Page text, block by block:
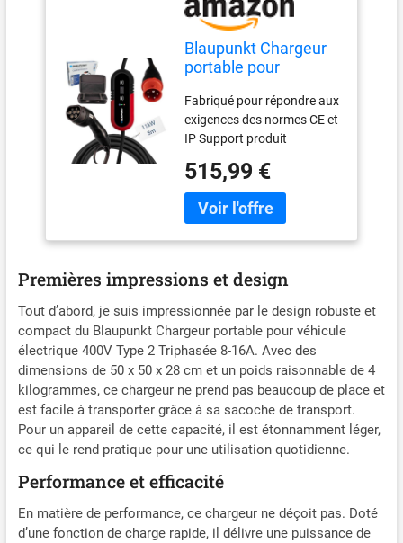
Blaupunkt Chargeur
portable pour
400 V Type 2
Fabriqué pour répondre aux
exigences des normes CE et
IP Support produit
finition
515,99 €
Premières impressions et design
Tout d’abord, je suis impressionnée par le design robuste et
compact du Blaupunkt Chargeur portable pour véhicule
électrique 400V Type 2 Triphasée 8-16A. Avec des
dimensions de 50 x 50 x 28 cm et un poids raisonnable de 4
kilogrammes, ce chargeur ne prend pas beaucoup de place et
est facile à transporter grâce à sa sacoche de transport.
Pour un appareil de cette capacité, il est étonnamment léger,
ce qui le rend pratique pour une utilisation quotidienne.
Performance et efficacité
En matière de performance, ce chargeur ne déçoit pas. Doté
d’une fonction de charge rapide, il délivre une puissance de